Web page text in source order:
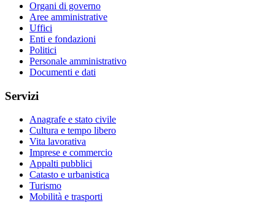
Organi di governo
Aree amministrative
Uffici
Enti e fondazioni
Politici
Personale amministrativo
Documenti e dati
Servizi
Anagrafe e stato civile
Cultura e tempo libero
Vita lavorativa
Imprese e commercio
Appalti pubblici
Catasto e urbanistica
Turismo
Mobilità e trasporti